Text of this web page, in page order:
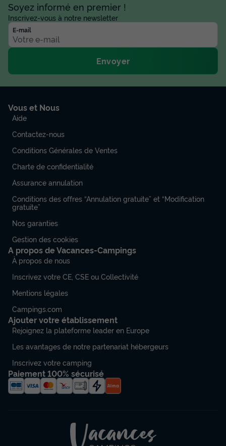
Soyez informé en premier !
Inscrivez-vous à notre newsletter
E-mail
Envoyer
Vous et Nous
Aide
Contactez-nous
Conditions Générales de Ventes
Charte de confidentialité
Assurance annulation
Conditions des offres “Annulation gratuite” et “Modification
gratuite”
Nos garanties
Gestion des cookies
A propos de Vacances-Campings
À propos de nous
Inscrivez votre CE, CSE ou Collectivité
Mentions légales
Campings.com
Ajouter votre établissement
Rejoignez la plateforme leader en Europe
Les avantages de notre partenariat hébergeurs
Inscrivez votre camping
Paiement 100% sécurisé